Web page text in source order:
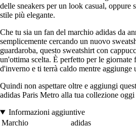
delle sneakers per un look casual, oppure
stile più elegante.
Che tu sia un fan del marchio adidas da
semplicemente cercando un nuovo
guardaroba, questo sweatshirt con
un'ottima scelta. È perfetto per le giornate
d'inverno e ti terrà caldo mentre
Quindi non aspettare oltre e aggiungi
adidas Paris Metro alla tua collezione
Informazioni aggiuntive
Marchio
adidas